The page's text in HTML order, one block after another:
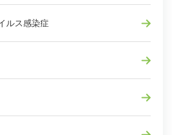
ス感染症